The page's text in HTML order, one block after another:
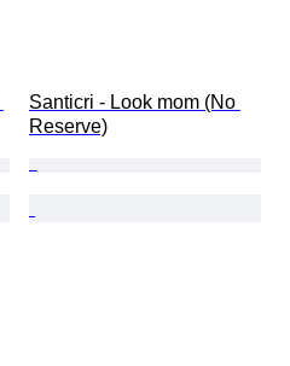
Santicri - Look mom (No
Reserve)